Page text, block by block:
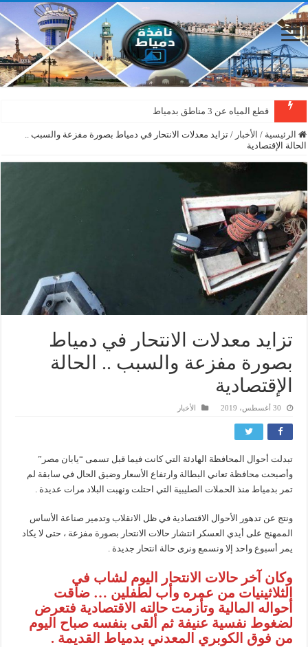
قطع المياه عن 3 مناطق بدمياط
الرئيسية / الأخبار / تزايد معدلات الانتحار في دمياط بصورة مفزعة والسبب ..
الحالة الإقتصادية
تزايد معدلات الانتحار في دمياط
بصورة مفزعة والسبب .. الحالة
الإقتصادية
30 أغسطس، 2019 الأخبار
تبدلت أحوال المحافظة الهادئة التي كانت فيما قبل تسمى “يابان مصر”
وأصبحت محافظة تعاني البطالة وارتفاع الأسعار وضيق الحال في سابقة لم
تمر بدمياط منذ الحملات الصليبية التي احتلت ونهبت البلاد مرات عديدة .
ونتج عن تدهور الأحوال الاقتصادية في ظل الانقلاب وتدمير صناعة الأساس
الممهنج على أيدي العسكر انتشار حالات الانتحار بصورة مفزعة ، حتى لا يكاد
يمر أسبوع واحد إلا ونسمع ونرى حالة انتحار جديدة .
وكان آخر حالات الانتحار اليوم لشاب في
الثلاثينيات من عمره وأب لطفلين … ضاقت
أحواله المالية وتأزمت حالته الاقتصادية فتعرض
لضغوط نفسية عنيفة ثم ألقى بنفسه صباح اليوم
من فوق الكوبري المعدني بدمياط القديمة .